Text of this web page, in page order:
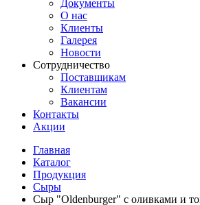
Документы
О нас
Клиенты
Галерея
Новости
Сотрудничество
Поставщикам
Клиентам
Вакансии
Контакты
Акции
Главная
Каталог
Продукция
Сыры
Сыр "Oldenburger" с оливками и